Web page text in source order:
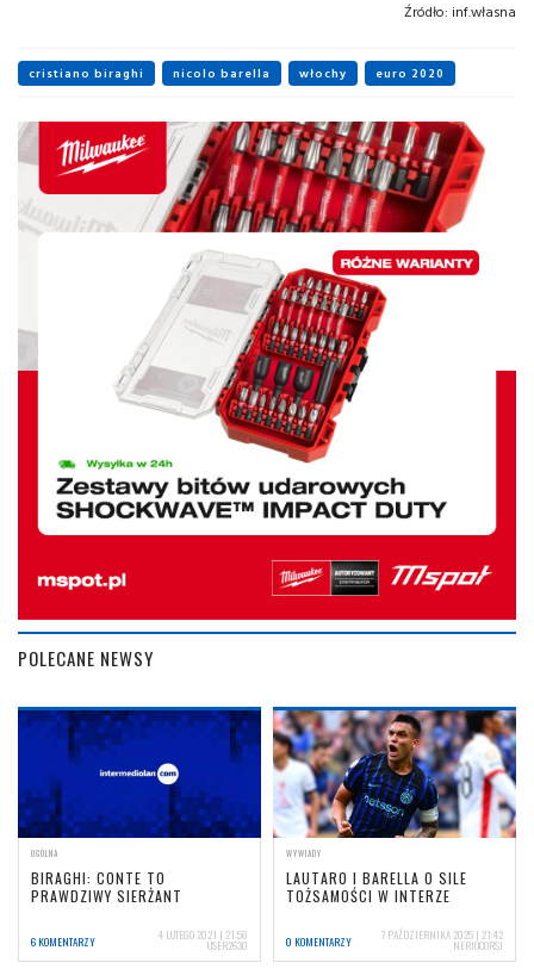
Źródło: inf.własna
cristiano biraghi nicolo barella włochy euro 2020
POLECANE NEWSY
OGÓLNA
BIRAGHI: CONTE TO
PRAWDZIWY SIERŻANT
6 KOMENTARZY 4 LUTEGO 2021 | 21:58
USER2630
WYWIADY
LAUTARO I BARELLA O SILE
TOŻSAMOŚCI W INTERZE
0 KOMENTARZY 7 PAŹDZIERNIKA 2025 | 21:42
NERIOCORSI